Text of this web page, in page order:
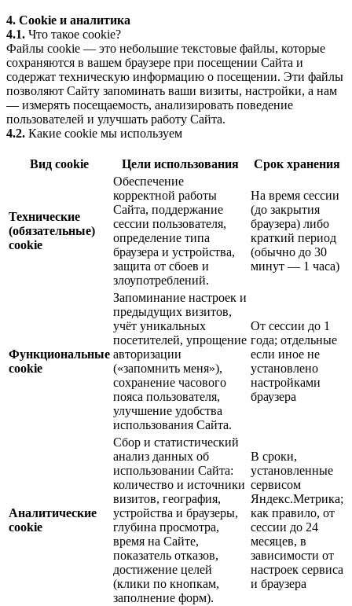
4. Cookie и аналитика
4.1. Что такое cookie?
Файлы cookie — это небольшие текстовые файлы, которые
сохраняются в вашем браузере при посещении Сайта и
содержат техническую информацию о посещении. Эти файлы
позволяют Сайту запоминать ваши визиты, настройки, а нам
— измерять посещаемость, анализировать поведение
пользователей и улучшать работу Сайта.
4.2. Какие cookie мы используем
Вид cookie Цели использования Срок хранения
Технические
(обязательные)
cookie
Обеспечение
корректной работы
Сайта, поддержание
сессии пользователя,
определение типа
браузера и устройства,
защита от сбоев и
злоупотреблений.
На время сессии
(до закрытия
браузера) либо
краткий период
(обычно до 30
минут — 1 часа)
Функциональные
cookie
Запоминание настроек и
предыдущих визитов,
учёт уникальных
посетителей, упрощение
авторизации
(«запомнить меня»),
сохранение часового
пояса пользователя,
улучшение удобства
использования Сайта.
От сессии до 1
года; отдельные
если иное не
установлено
настройками
браузера
Аналитические
cookie
Сбор и статистический
анализ данных об
использовании Сайта:
количество и источники
визитов, география,
устройства и браузеры,
глубина просмотра,
время на Сайте,
показатель отказов,
достижение целей
(клики по кнопкам,
заполнение форм).
В сроки,
установленные
сервисом
Яндекс.Метрика;
как правило, от
сессии до 24
месяцев, в
зависимости от
настроек сервиса
и браузера